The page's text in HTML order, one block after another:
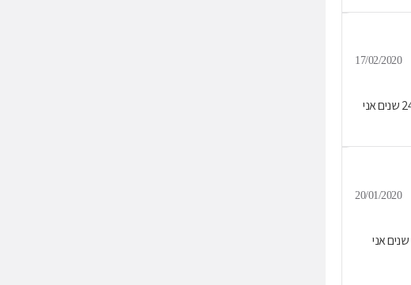
17/02/2020
ד"ר ויז'נסקי עמי היחיד והמיוחד, פרט לזה שאני "מתה" מפחד מהזריקות שלך אין על המומחיות שלך בטיפולי השיניים ועל הדרך בה אתה גם מרגיע. 24 שנים אני
20/01/2020
ד"ר עמי ויז'נסקי היחיד והמיוחד פרט לזה שאני "מתה" מפחד מהזריקות שלך אין על המומחיות שלך בטיפולי שיניים ועל הדרך בה אתה גם מרגיע..24 שנים אני